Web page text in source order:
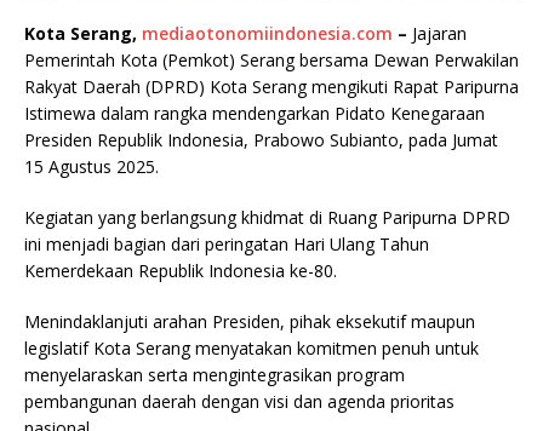
Kota Serang, mediaotonomiindonesia.com – Jajaran
Pemerintah Kota (Pemkot) Serang bersama Dewan Perwakilan
Rakyat Daerah (DPRD) Kota Serang mengikuti Rapat Paripurna
Istimewa dalam rangka mendengarkan Pidato Kenegaraan
Presiden Republik Indonesia, Prabowo Subianto, pada Jumat
15 Agustus 2025.
Kegiatan yang berlangsung khidmat di Ruang Paripurna DPRD
ini menjadi bagian dari peringatan Hari Ulang Tahun
Kemerdekaan Republik Indonesia ke-80.
Menindaklanjuti arahan Presiden, pihak eksekutif maupun
legislatif Kota Serang menyatakan komitmen penuh untuk
menyelaraskan serta mengintegrasikan program
pembangunan daerah dengan visi dan agenda prioritas